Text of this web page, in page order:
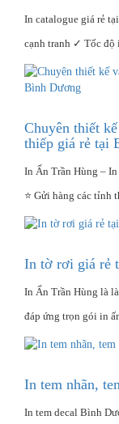
In catalogue giá rẻ
cạnh tranh ✓ Tốc độ
Chuyên thiết
thiếp giá rẻ tại
In Ấn Trần Hùng –
⭐ Gửi hàng các tỉnh
In tờ rơi giá rẻ
In Ấn Trần Hùng là
đáp ứng trọn gói in
In tem nhãn,
In tem decal Bình